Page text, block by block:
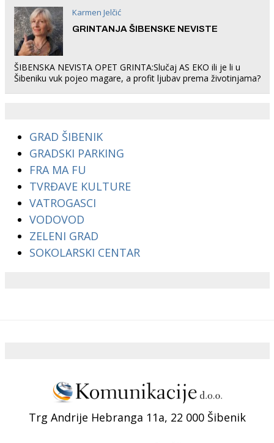
Karmen Jelčić
GRINTANJA ŠIBENSKE NEVISTE
ŠIBENSKA NEVISTA OPET GRINTA:Slučaj AS EKO ili je li u
Šibeniku vuk pojeo magare, a profit ljubav prema životinjama?
GRAD ŠIBENIK
GRADSKI PARKING
FRA MA FU
TVRĐAVE KULTURE
VATROGASCI
VODOVOD
ZELENI GRAD
SOKOLARSKI CENTAR
Trg Andrije Hebranga 11a, 22 000 Šibenik